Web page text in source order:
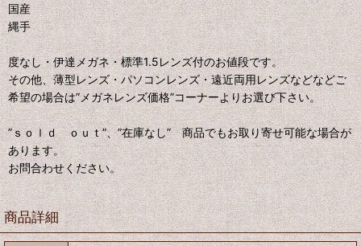
国産
縄手
度なし・伊達メガネ・標準1.5レンズ付のお値段です。
その他、薄型レンズ・パソコンレンズ・遠近両用レンズなどなどご
希望の場合は”メガネレンズ価格”コーナーよりお選び下さい。
”ｓｏｌｄ ｏｕｔ”、”在庫なし” 商品でもお取り寄せ可能な場合が
あります。
お問合わせください。
商品詳細